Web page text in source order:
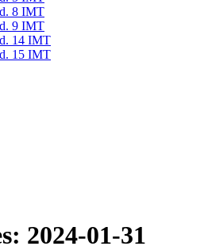
8 IMT
9 IMT
14 IMT
15 IMT
2024-01-31